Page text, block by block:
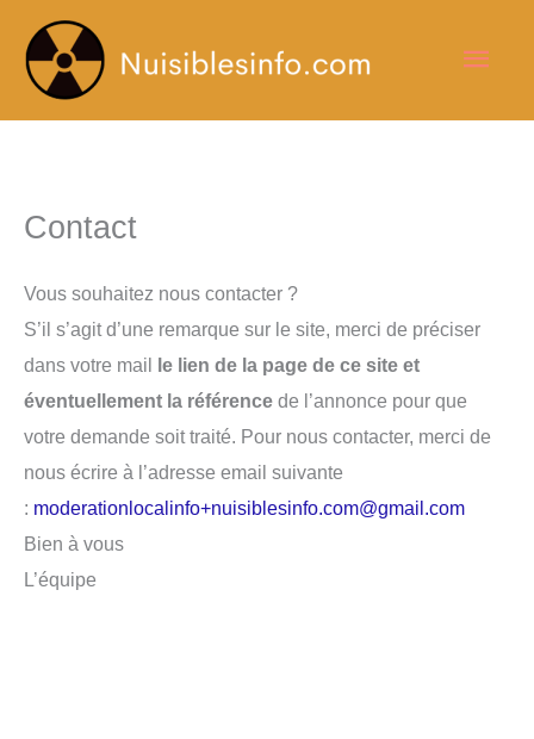
contenu
Contact
Vous souhaitez nous contacter ?
S’il s’agit d’une remarque sur le site, merci de préciser
dans votre mail le lien de la page de ce site et
éventuellement la référence de l’annonce pour que
votre demande soit traité. Pour nous contacter, merci de
nous écrire à l’adresse email suivante
: moderationlocalinfo+nuisiblesinfo.com@gmail.com
Bien à vous
L’équipe